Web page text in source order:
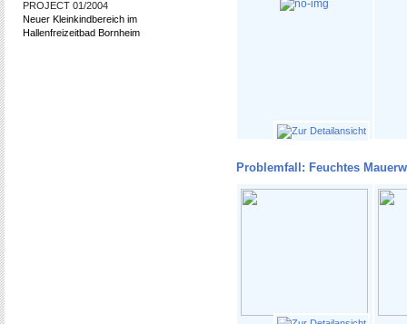
PROJECT 01/2004
Neuer Kleinkindbereich im
Hallenfreizeitbad Bornheim
Problemfall: Feuchtes